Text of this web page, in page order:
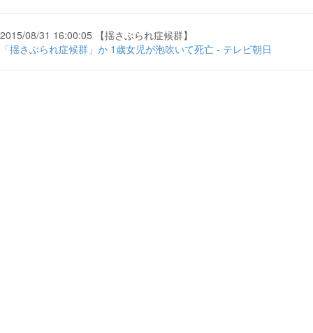
2015/08/31 16:00:05 【揺さぶられ症候群】
「揺さぶられ症候群」か 1歳女児が泡吹いて死亡 - テレビ朝日